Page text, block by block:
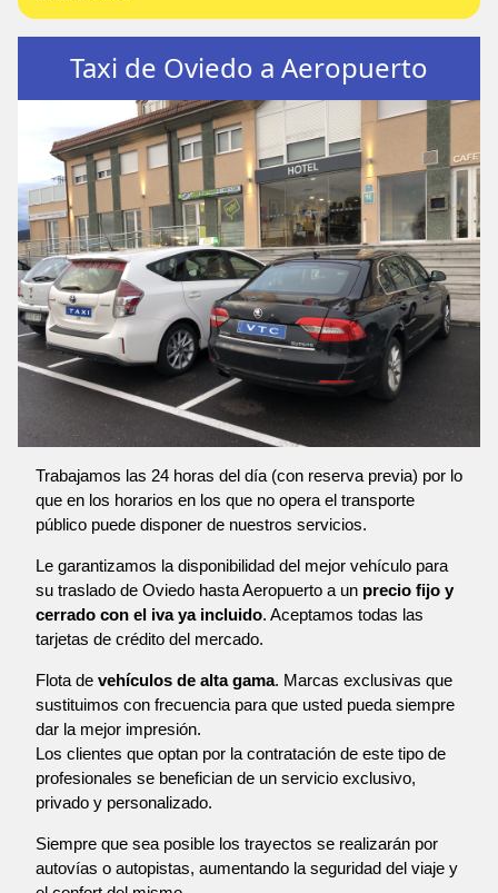
Taxi de Oviedo a Aeropuerto
Trabajamos las 24 horas del día (con reserva previa) por lo
que en los horarios en los que no opera el transporte
público puede disponer de nuestros servicios.
Le garantizamos la disponibilidad del mejor vehículo para
su traslado de Oviedo hasta Aeropuerto a un precio fijo y
cerrado con el iva ya incluido. Aceptamos todas las
tarjetas de crédito del mercado.
Flota de vehículos de alta gama. Marcas exclusivas que
sustituimos con frecuencia para que usted pueda siempre
dar la mejor impresión.
Los clientes que optan por la contratación de este tipo de
profesionales se benefician de un servicio exclusivo,
privado y personalizado.
Siempre que sea posible los trayectos se realizarán por
autovías o autopistas, aumentando la seguridad del viaje y